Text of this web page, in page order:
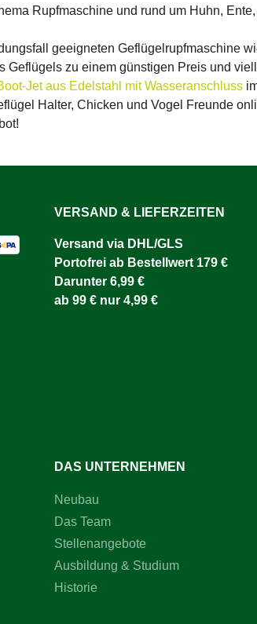
Rupfmaschine und rund um Huhn,
geeigneten Geflügelrupfmaschine
Geflügels zu einem günstigen Preis und
Jet aus Edelstahl mit Wasseranschluss
Halter, Chicken und Vogel Freunde
VERSAND & LIEFERZEITEN
Versand via DHL/GLS ​
Portofrei ab Bestellwert 179 €
Darunter 6,99 €
ab 99 € nur 4,99 €
DAS UNTERNEHMEN
Neubau
Das Team
Stellenangebote
Ausbildung & Studium
Historie